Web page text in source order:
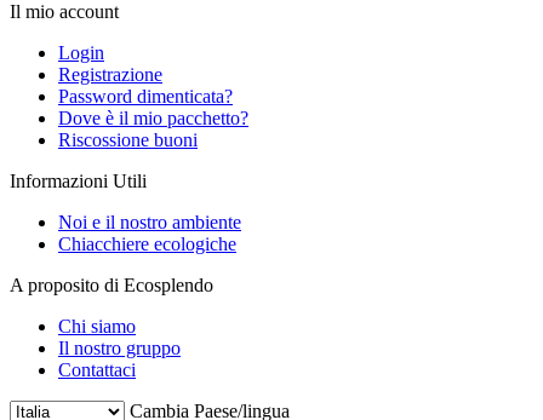
Il mio account
Login
Registrazione
Password dimenticata?
Dove è il mio pacchetto?
Riscossione buoni
Informazioni Utili
Noi e il nostro ambiente
Chiacchiere ecologiche
A proposito di Ecosplendo
Chi siamo
Il nostro gruppo
Contattaci
Cambia Paese/lingua